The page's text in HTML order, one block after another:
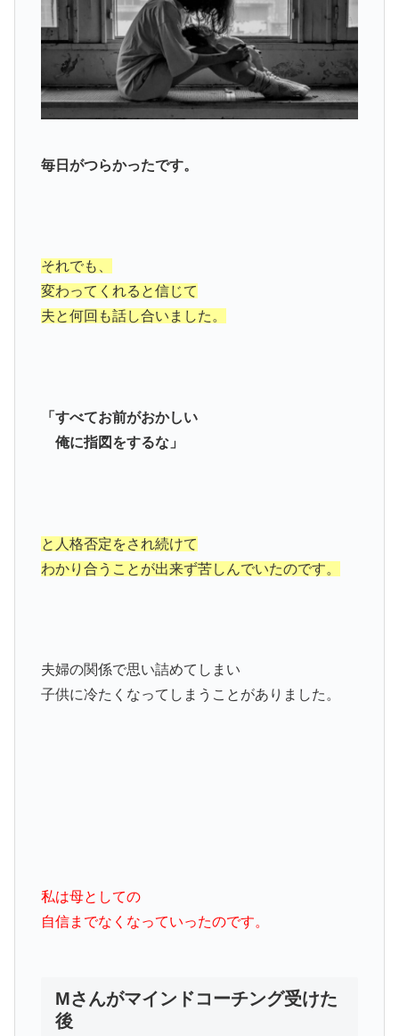
毎日がつらかったです。
それでも、
変わってくれると信じて
夫と何回も話し合いました。
「すべてお前がおかしい
俺に指図をするな」
と人格否定をされ続けて
わかり合うことが出来ず苦しんでいたのです。
夫婦の関係で思い詰めてしまい
子供に冷たくなってしまうことがありました。
私は母としての
自信までなくなっていったのです。
Mさんがマインドコーチング受けた
後